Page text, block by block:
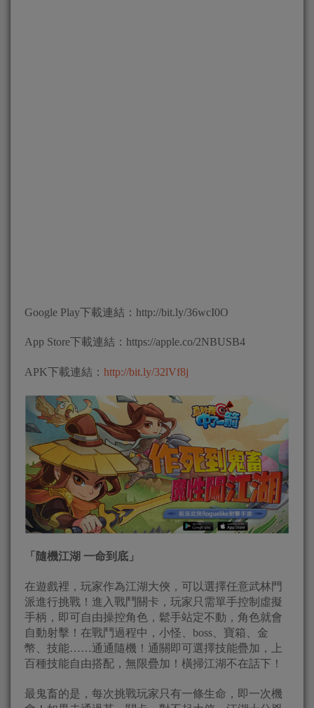
Google Play下載連結：http://bit.ly/36wcI0O
App Store下載連結：https://apple.co/2NBUSB4
APK下載連結： http://bit.ly/32lVf8j
「隨機江湖 一命到底」
在遊戲裡，玩家作為江湖大俠，可以選擇任意武林門
派進行挑戰！進入戰鬥關卡，玩家只需單手控制虛擬
手柄，即可自由操控角色，鬆手站定不動，角色就會
自動射擊！在戰鬥過程中，小怪、boss、寶箱、金
幣、技能……通通隨機！通關即可選擇技能疊加，上
百種技能自由搭配，無限疊加！橫掃江湖不在話下！
最鬼畜的是，每次挑戰玩家只有一條生命，即一次機